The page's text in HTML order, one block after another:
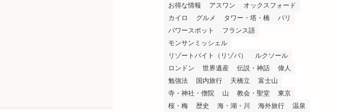
お得な情報 アスワン
オックスフォード
カイロ
グルメ タワー・塔・橋
パリ
パワースポット
フランス語
モンサンミッシェル
リゾートバイト（リゾバ）
ルクソール
ロンドン
世界遺産 伝説・神話
偉人
勉強法
国内旅行 天橋立
富士山
寺・神社・僧院
山 教会・聖堂
東京
桜・梅
歴史 海・湖・川 海外旅行
温泉